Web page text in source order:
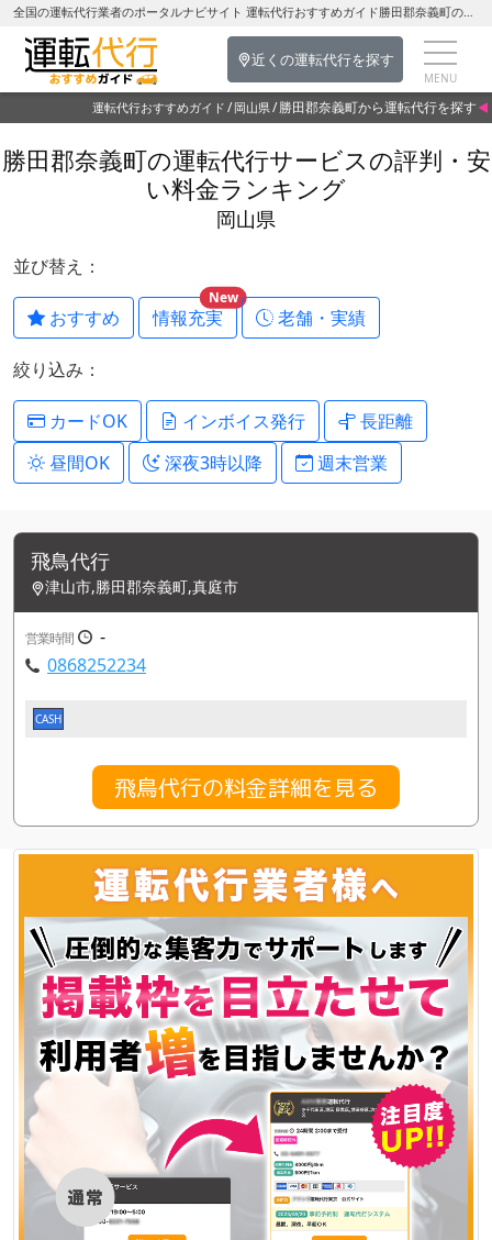
全国の運転代行業者のポータルナビサイト 運転代行おすすめガイド勝田郡奈義町の運転代行を探す-岡山県の運転代行
近くの運転代行を探す
運転代行おすすめガイド 岡山県 勝田郡奈義町から運転代行を探す
勝田郡奈義町の運転代行サービスの評判・安
い料金ランキング
岡山県
並び替え：
おすすめ 情報充実
New
老舗・実績
絞り込み：
カードOK インボイス発行
長距離
昼間OK
深夜3時以降 週末営業
飛鳥代行
津山市,勝田郡奈義町,真庭市
営業時間
-
0868252234
CASH
飛鳥代行の料金詳細を見る